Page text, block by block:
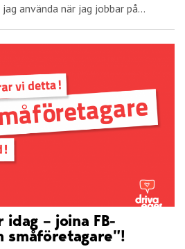
använda när jag jobbar på...
– joina FB-
småföretagare”!